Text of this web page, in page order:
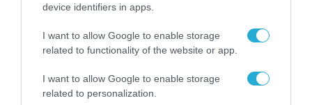
device identifiers in apps.
I want to allow Google to enable storage
related to functionality of the website or app.
I want to allow Google to enable storage
related to personalization.